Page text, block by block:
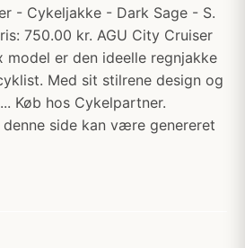
- Cykeljakke - Dark Sage - S.
750.00 kr. AGU City Cruiser
model er den ideelle regnjakke
Med sit stilrene design og
Køb hos Cykelpartner.
side kan være genereret